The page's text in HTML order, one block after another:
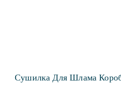
Сушилка Для Шлама